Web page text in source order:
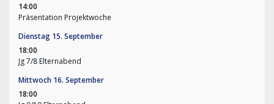
14:00
Präsentation Projektwoche
Dienstag 15. September
18:00
Jg 7/8 Elternabend
Mittwoch 16. September
18:00